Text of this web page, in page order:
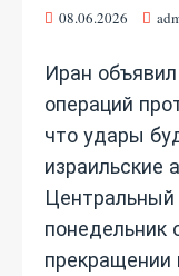
08.06.2026
Иран
операций
что удары
израильские
понедельник
прекращении